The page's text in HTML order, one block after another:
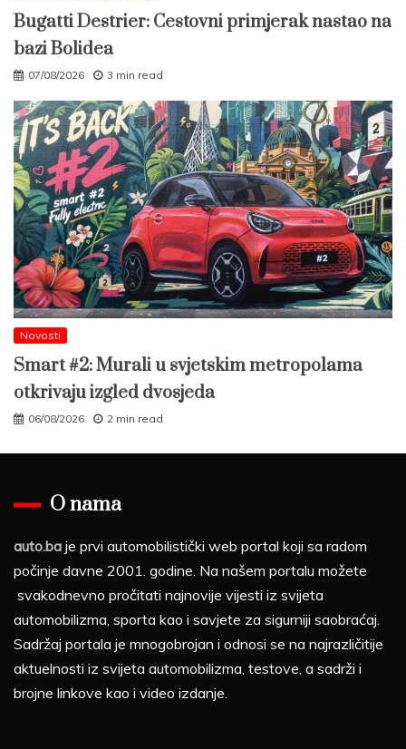
Bugatti Destrier: Cestovni primjerak nastao na
bazi Bolidea
07/08/2026 3 min read
Novosti
Smart #2: Murali u svjetskim metropolama
otkrivaju izgled dvosjeda
06/08/2026 2 min read
O nama
auto.ba je prvi automobilistički web portal koji sa radom
počinje davne 2001. godine. Na našem portalu možete
svakodnevno pročitati najnovije vijesti iz svijeta
automobilizma, sporta kao i savjete za sigurniji saobraćaj.
Sadržaj portala je mnogobrojan i odnosi se na najrazličitije
aktuelnosti iz svijeta automobilizma, testove, a sadrži i
brojne linkove kao i video izdanje.